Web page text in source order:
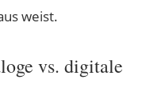
weist.
vs. digitale